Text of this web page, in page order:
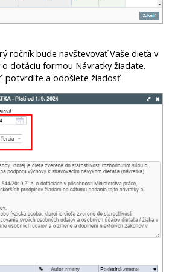
ročník bude navštevovať Vaše dieťa v
dotáciu formou Návratky žiadate.
potvrdíte a odošlete žiadosť.